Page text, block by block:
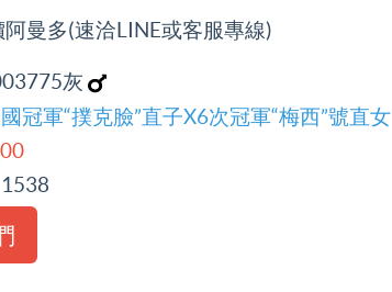
曼多(速洽LINE或客服專線)
灰
冠軍“撲克臉”直子X6次冠軍“梅西”號直女
1538